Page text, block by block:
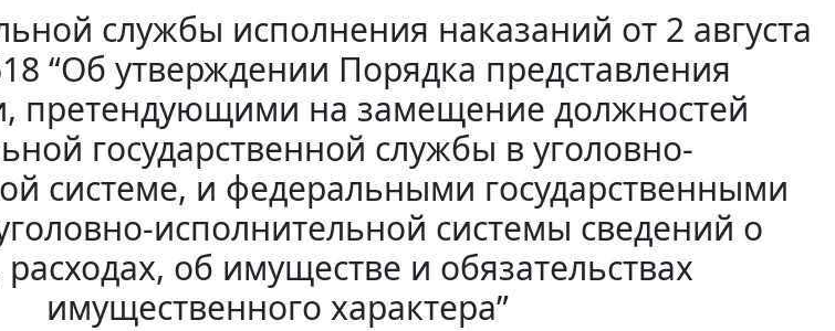
службы исполнения наказаний от 2 августа
“Об утверждении Порядка представления
претендующими на замещение должностей
государственной службы в уголовно-
системе, и федеральными государственными
исполнительной системы сведений о
расходах, об имуществе и обязательствах
имущественного характера”